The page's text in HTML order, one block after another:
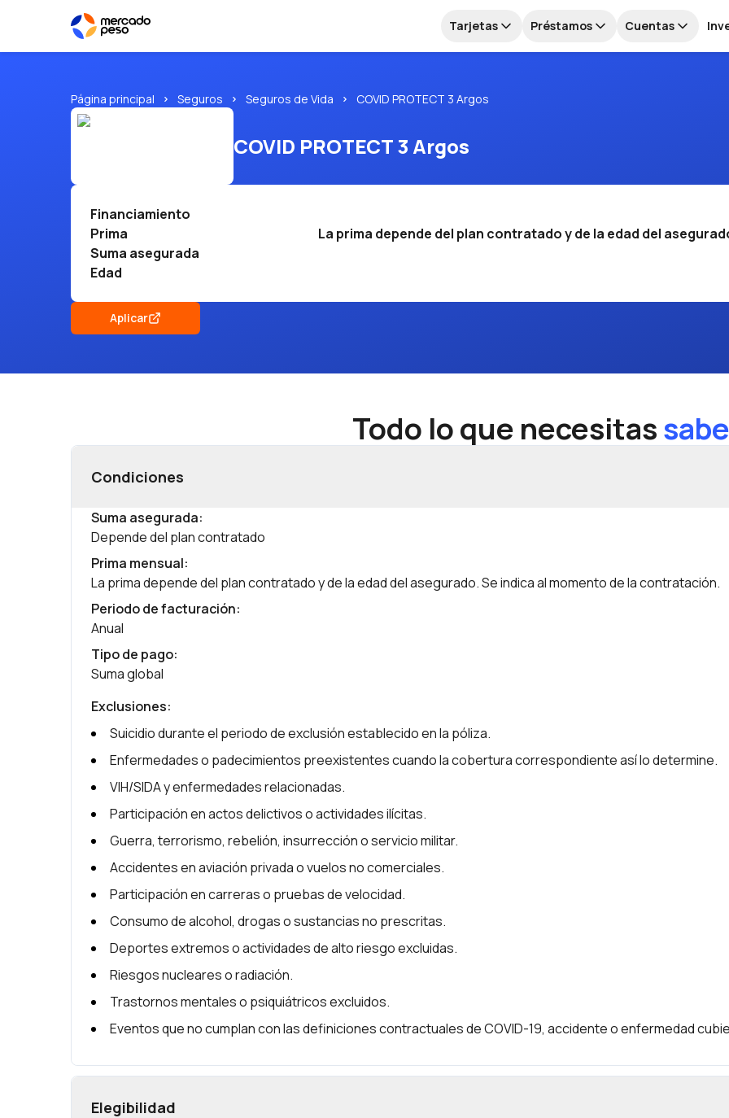
Tarjetas Préstamos Cuentas
Página principal Seguros Seguros de Vida COVID PROTECT 3 Argos
COVID PROTECT 3 Argos
Financiamiento
Prima
La prima depende del plan contratado y de la edad del
Suma asegurada
Edad
Aplicar
Todo lo que necesitas
Condiciones
Suma asegurada:
Depende del plan contratado
Prima mensual:
La prima depende del plan contratado y de la edad del asegurado. Se indica al momento de la contratación.
Periodo de facturación:
Anual
Tipo de pago:
Suma global
Exclusiones:
Suicidio durante el periodo de exclusión establecido en la póliza.
Enfermedades o padecimientos preexistentes cuando la cobertura correspondiente así lo determine.
VIH/SIDA y enfermedades relacionadas.
Participación en actos delictivos o actividades ilícitas.
Guerra, terrorismo, rebelión, insurrección o servicio militar.
Accidentes en aviación privada o vuelos no comerciales.
Participación en carreras o pruebas de velocidad.
Consumo de alcohol, drogas o sustancias no prescritas.
Deportes extremos o actividades de alto riesgo excluidas.
Riesgos nucleares o radiación.
Trastornos mentales o psiquiátricos excluidos.
Eventos que no cumplan con las definiciones contractuales de COVID-19, accidente o enfermedad
Elegibilidad